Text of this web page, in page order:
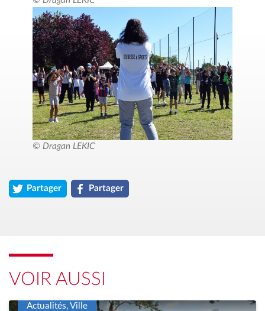
© Dragan LEKIC
Partager
l'article « Run Color 2026 – Une vague de couleurs et de
Partager
l'article « Run Color 2026 – Une vague de
VOIR AUSSI
Actualités, Ville